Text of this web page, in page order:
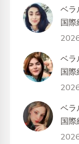
ベラ
国際
ベラ
国際
ベラ
国際